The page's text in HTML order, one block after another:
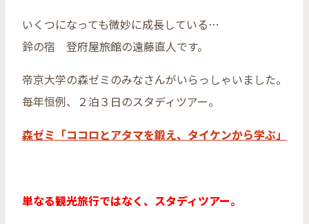
いくつになっても微妙に成長している…
鈴の宿 登府屋旅館の遠藤直人です。
帝京大学の森ゼミのみなさんがいらっしゃいました。
毎年恒例、２泊３日のスタディツアー。
森ゼミ「ココロとアタマを鍛え、タイケンから学ぶ」
単なる観光旅行ではなく、スタディツアー。